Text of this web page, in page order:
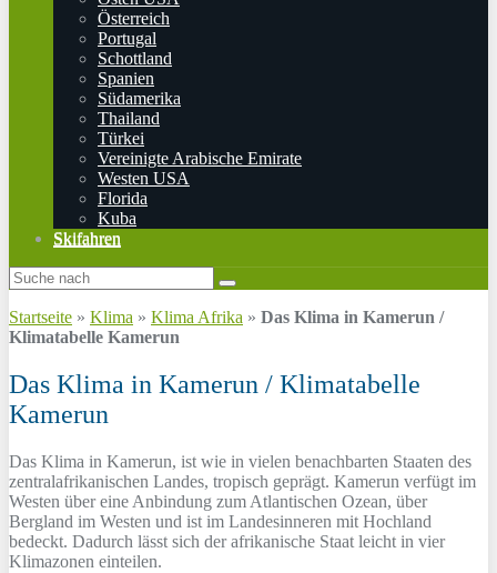
Österreich
Portugal
Schottland
Spanien
Südamerika
Thailand
Türkei
Vereinigte Arabische Emirate
Westen USA
Florida
Kuba
Skifahren
Startseite » Klima » Klima Afrika » Das Klima in Kamerun /
Klimatabelle Kamerun
Das Klima in Kamerun / Klimatabelle
Kamerun
Das Klima in Kamerun, ist wie in vielen benachbarten Staaten des
zentralafrikanischen Landes, tropisch geprägt. Kamerun verfügt im
Westen über eine Anbindung zum Atlantischen Ozean, über
Bergland im Westen und ist im Landesinneren mit Hochland
bedeckt. Dadurch lässt sich der afrikanische Staat leicht in vier
Klimazonen einteilen.